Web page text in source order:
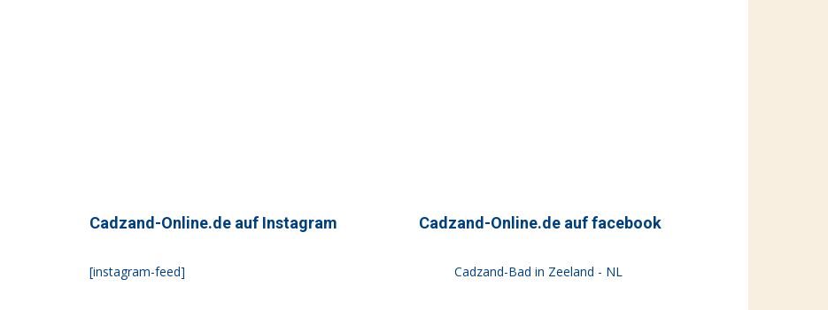
Cadzand-Online.de auf Instagram
[instagram-feed]
Cadzand-Online.de auf facebook
Cadzand-Bad in Zeeland - NL